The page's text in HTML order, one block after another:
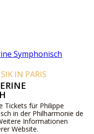
IN PARIS
Tickets für Philippe
in der Philharmonie de
Informationen
Website.